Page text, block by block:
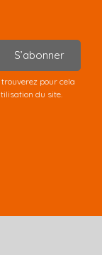
S’abonner
pour cela
du site.